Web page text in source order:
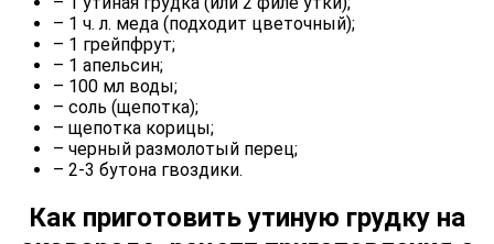
– 1 ч. л. меда (подходит цветочный);
– 1 грейпфрут;
– 1 апельсин;
– 100 мл воды;
– соль (щепотка);
– щепотка корицы;
– черный размолотый перец;
– 2-3 бутона гвоздики.
Как приготовить утиную грудку на